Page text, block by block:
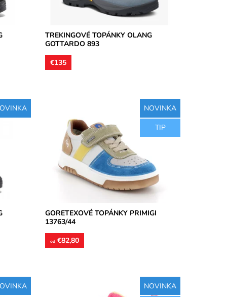
TREKINGOVÉ TOPÁNKY OLANG
GOTTARDO 893
€135
NOVINKA
TIP
Nepremokavá membrána GoreTex.
Zvršok kombinácia kože a syntetiky,
vnútorné stielky textil, vložky kožené.
Obuv vhodná...
Dostupnosť:
Skladom
Značka:
Primigi
2 roky
GORETEXOVÉ TOPÁNKY PRIMIGI
13763/44
od €82,80
NOVINKA